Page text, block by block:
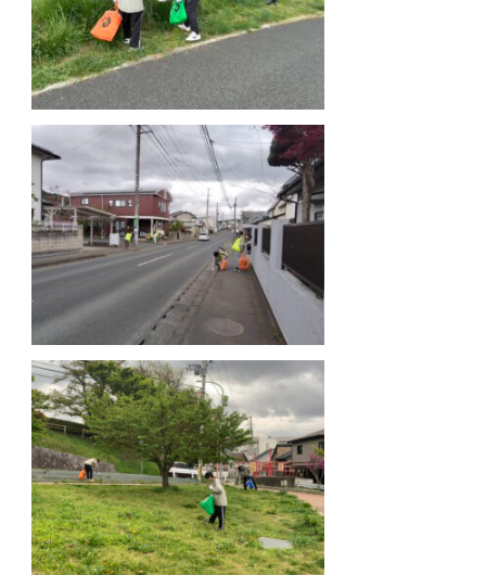
会話が生まれ、「こんな人柄だったんだ」と新しい一
を知るきっかけにもなりました。